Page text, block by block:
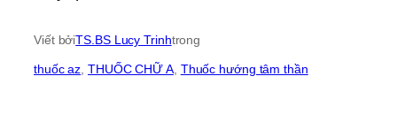
Viết bởiTS.BS Lucy Trinhtrong
thuốc az , THUỐC CHỮ A, Thuốc hướng tâm thần